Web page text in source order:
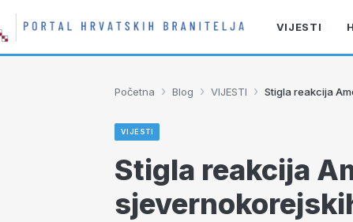
VIJESTI
Početna › Blog › VIJESTI › Stigla reakcija
VIJESTI
Stigla reakcija